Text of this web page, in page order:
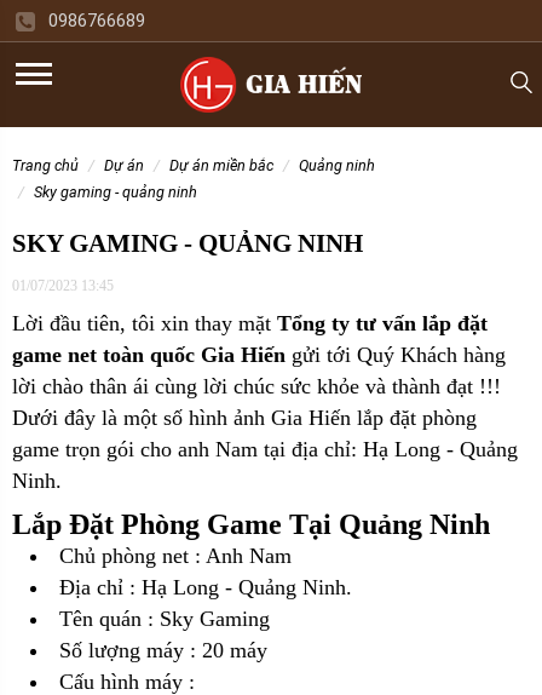
0986766689
trang chủ dự án dự án miền bắc
quảng ninh
sky gaming - quảng ninh
SKY GAMING - QUẢNG NINH
01/07/2023 13:45
Lời đầu tiên, tôi xin thay mặt Tổng ty tư vấn lắp đặt
game net toàn quốc Gia Hiến gửi tới Quý Khách hàng
lời chào thân ái cùng lời chúc sức khỏe và thành đạt !!!
Dưới đây là một số hình ảnh Gia Hiến lắp đặt phòng
game trọn gói cho anh Nam tại địa chỉ: Hạ Long - Quảng
Ninh.
Lắp Đặt Phòng Game Tại Quảng Ninh
Chủ phòng net : Anh Nam
Địa chỉ : Hạ Long - Quảng Ninh.
Tên quán : Sky Gaming
Số lượng máy : 20 máy
Cấu hình máy :